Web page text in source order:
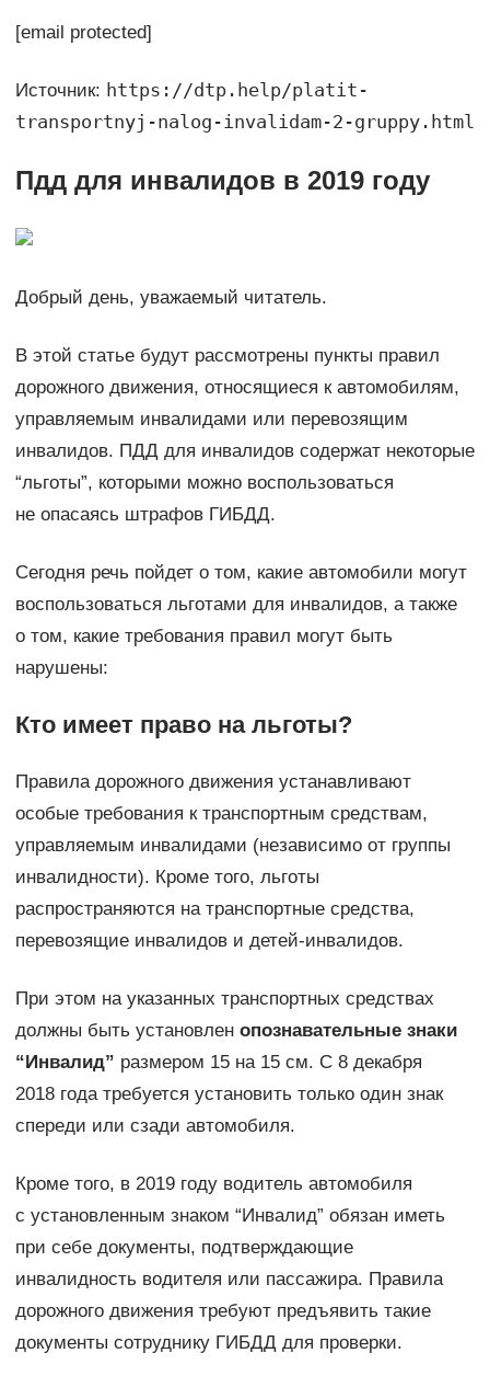
[email protected]
Источник: https://dtp.help/platit-
transportnyj-nalog-invalidam-2-gruppy.html
Пдд для инвалидов в 2019 году
Добрый день, уважаемый читатель.
В этой статье будут рассмотрены пункты правил
дорожного движения, относящиеся к автомобилям,
управляемым инвалидами или перевозящим
инвалидов. ПДД для инвалидов содержат некоторые
“льготы”, которыми можно воспользоваться
не опасаясь штрафов ГИБДД.
Сегодня речь пойдет о том, какие автомобили могут
воспользоваться льготами для инвалидов, а также
о том, какие требования правил могут быть
нарушены:
Кто имеет право на льготы?
Правила дорожного движения устанавливают
особые требования к транспортным средствам,
управляемым инвалидами (независимо от группы
инвалидности). Кроме того, льготы
распространяются на транспортные средства,
перевозящие инвалидов и детей-инвалидов.
При этом на указанных транспортных средствах
должны быть установлен опознавательные знаки
“Инвалид” размером 15 на 15 см. С 8 декабря
2018 года требуется установить только один знак
спереди или сзади автомобиля.
Кроме того, в 2019 году водитель автомобиля
с установленным знаком “Инвалид” обязан иметь
при себе документы, подтверждающие
инвалидность водителя или пассажира. Правила
дорожного движения требуют предъявить такие
документы сотруднику ГИБДД для проверки.